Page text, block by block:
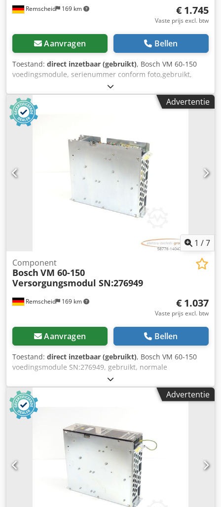
Remscheid 169 km € 1.745
Vaste prijs excl. btw
Aanvragen Bellen
Toestand: direct inzetbaar (gebruikt), Bosch VM 60-150
voedingsmodule, serienummer conform foto,gebruikt,
professioneel volledig gereviseerd en getest met 12
maanden garantie, 100% functioneel, leveringsomvang
conform foto's,De overeengekomen verkoopkortingen zijn
niet van toepassing op dit artikel. Vraag apart naar de prijs
Dsdpfoi D Ug Ujx Ag Rowa
Advertentie
1 /7
Remscheid 169 km
Component
Bosch VM 60-150
Versorgungsmodul SN:276949
€ 1.037
Vaste prijs excl. btw
Aanvragen Bellen
Toestand: direct inzetbaar (gebruikt), Bosch VM 60-150
voedingsmodule SN:276949, gebruikt, normale
gebruikssporen, 100% functioneel, leveringsomvang zoals
foto's Dwodpoqp Aihjfx Ag Rsa
Advertentie